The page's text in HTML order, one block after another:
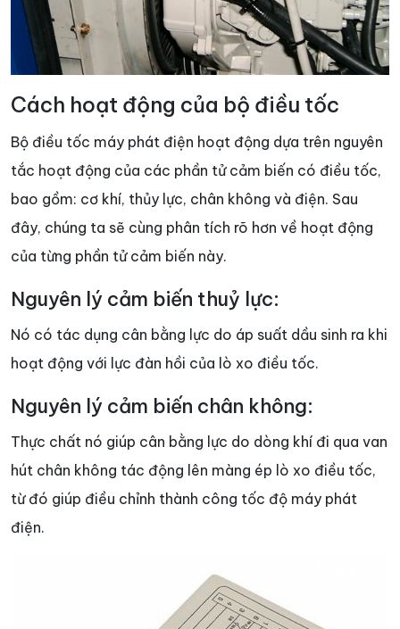
Cách hoạt động của bộ điều tốc
Bộ điều tốc máy phát điện hoạt động dựa trên nguyên
tắc hoạt động của các phần tử cảm biến có điều tốc,
bao gồm: cơ khí, thủy lực, chân không và điện. Sau
đây, chúng ta sẽ cùng phân tích rõ hơn về hoạt động
của từng phần tử cảm biến này.
Nguyên lý cảm biến thuỷ lực:
Nó có tác dụng cân bằng lực do áp suất dầu sinh ra khi
hoạt động với lực đàn hồi của lò xo điều tốc.
Nguyên lý cảm biến chân không:
Thực chất nó giúp cân bằng lực do dòng khí đi qua van
hút chân không tác động lên màng ép lò xo điều tốc,
từ đó giúp điều chỉnh thành công tốc độ máy phát
điện.